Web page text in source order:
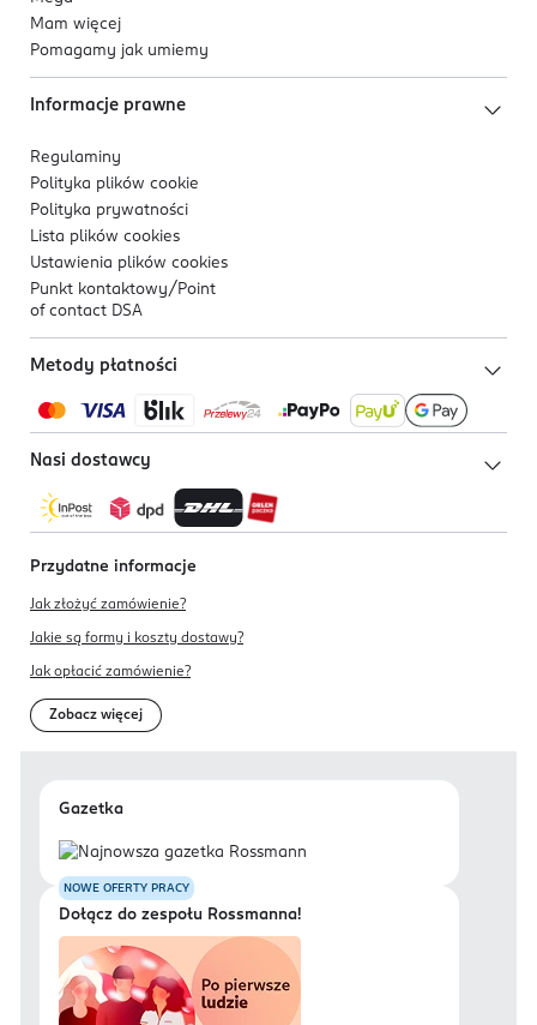
Mam więcej
Pomagamy jak umiemy
Informacje prawne
Regulaminy
Polityka plików cookie
Polityka prywatności
Lista plików cookies
Ustawienia plików cookies
Punkt kontaktowy/ Point
of contact DSA
Metody płatności
Nasi dostawcy
Przydatne informacje
Jak złożyć zamówienie?
Jakie są formy i koszty dostawy?
Jak opłacić zamówienie?
Zobacz więcej
Gazetka
NOWE OFERTY PRACY
Dołącz do zespołu Rossmanna!